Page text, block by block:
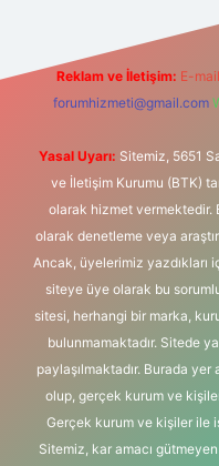
Reklam ve İletişim: E-
forumhizmeti@gmail.com
Yasal Uyarı: Sitemiz, 5651
ve İletişim Kurumu (BTK)
olarak hizmet vermektedir.
olarak denetleme veya
Ancak, üyelerimiz yazdıkları
siteye üye olarak bu
sitesi, herhangi bir marka,
bulunmamaktadır. Sitede
paylaşılmaktadır. Burada
olup, gerçek kurum ve
Gerçek kurum ve kişiler ile
Sitemiz, kar amacı